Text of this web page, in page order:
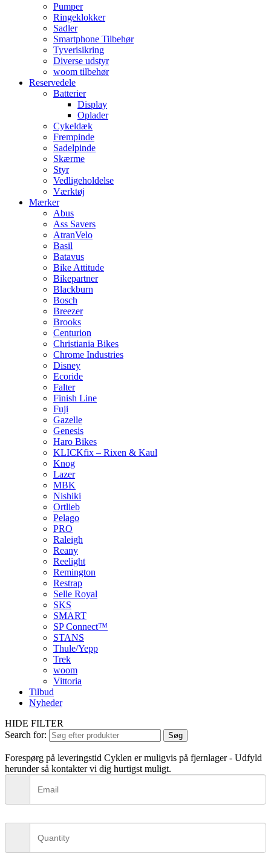
Pumper
Ringeklokker
Sadler
Smartphone Tilbehør
Tyverisikring
Diverse udstyr
woom tilbehør
Reservedele
Batterier
Display
Oplader
Cykeldæk
Frempinde
Sadelpinde
Skærme
Styr
Vedligeholdelse
Værktøj
Mærker
Abus
Ass Savers
AtranVelo
Basil
Batavus
Bike Attitude
Bikepartner
Blackburn
Bosch
Breezer
Brooks
Centurion
Christiania Bikes
Chrome Industries
Disney
Ecoride
Falter
Finish Line
Fuji
Gazelle
Genesis
Haro Bikes
KLICKfix – Rixen & Kaul
Knog
Lazer
MBK
Nishiki
Ortlieb
Pelago
PRO
Raleigh
Reany
Reelight
Remington
Restrap
Selle Royal
SKS
SMART
SP Connect™
STANS
Thule/Yepp
Trek
woom
Vittoria
Tilbud
Nyheder
HIDE FILTER
Search for:
Søg
Forespørg på leveringstid Cyklen er muligvis på fjernlager - Udfyld
herunder så kontakter vi dig hurtigst muligt.